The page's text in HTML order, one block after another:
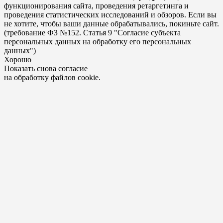
функционирования сайта, проведения ретаргетинга и
проведения статистических исследований и обзоров. Если вы
не хотите, чтобы ваши данные обрабатывались, покиньте сайт.
(требование ФЗ №152. Статья 9 "Согласие субъекта
персональных данных на обработку его персональных
данных")
Хорошо
Показать снова согласие
на обработку файлов cookie.